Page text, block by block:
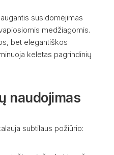
susidomėjimas
medžiagomis.
bet elegantiškos
keletas pagrindinių
naudojimas
subtilaus požiūrio: